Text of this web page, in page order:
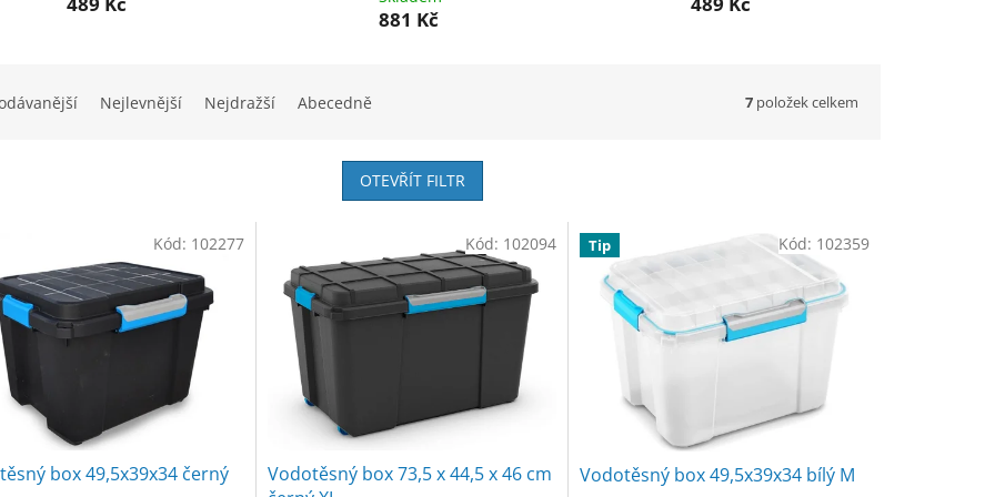
881 Kč
Nejlevnější Nejdražší Abecedně 7 položek celkem
OTEVŘÍT FILTR
box 49,5x39x34 černý
Kód: 102277
Vodotěsný box 73,5 x 44,5 x 46 cm
Kód: 102094 Tip
Vodotěsný box 49,5x39x34 bílý M
Kód: 102359